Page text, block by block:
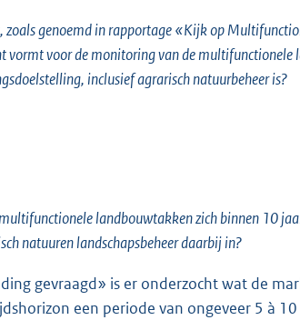
zoals genoemd in rapportage «Kijk op
voor de monitoring van de multifunctionele
inclusief agrarisch natuurbeheer is?
landbouwtakken zich binnen 10
natuuren landschapsbeheer daarbij in?
gevraagd» is er onderzocht wat de
een periode van ongeveer 5 à